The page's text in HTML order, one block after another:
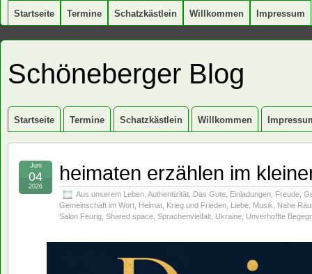
Startseite Termine Schatzkästlein Willkommen Impressum
Schöneberger Blog
Startseite Termine Schatzkästlein Willkommen
heimaten erzählen im
Aus unserem Leben Authentizität Das Gute Einladungen Freude
Gemeinschaft im Wort Heimat Krieg und Frieden Liebe Musik
Nahe
Salon Feurig Shared space Sprachenvielfalt Ukraine Unverhoffte
Juni
04
2026